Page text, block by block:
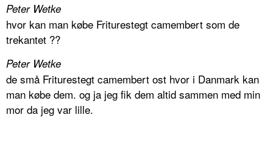
Peter Wetke
hvor kan man købe Friturestegt camembert som de
trekantet ??
Peter Wetke
de små Friturestegt camembert ost hvor i Danmark kan
man købe dem. og ja jeg fik dem altid sammen med min
mor da jeg var lille.